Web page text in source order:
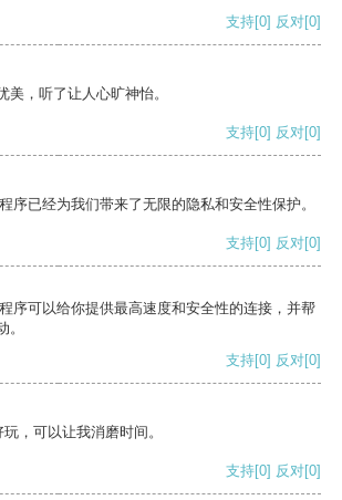
支持[0] 反对[0]
美，听了让人心旷神怡。
支持[0] 反对[0]
序已经为我们带来了无限的隐私和安全性保护。
支持[0] 反对[0]
序可以给你提供最高速度和安全性的连接，并帮
支持[0] 反对[0]
，可以让我消磨时间。
支持[0] 反对[0]